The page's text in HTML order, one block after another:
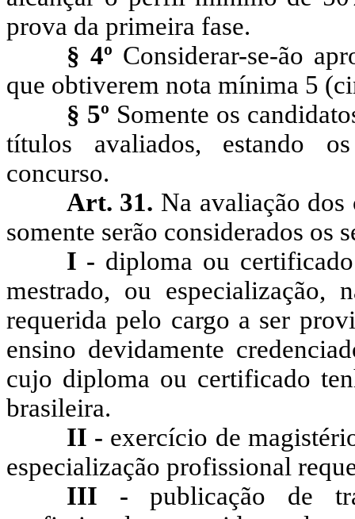
prova da primeira fase.
§ 4º Considerar-se-ão
que obtiverem nota mínima 5
§ 5º Somente os
títulos avaliados, estando
concurso.
Art. 31. Na avaliação dos
somente serão considerados os
I - diploma ou
mestrado, ou especialização,
requerida pelo cargo a ser
ensino devidamente
cujo diploma ou certificado
brasileira.
II - exercício de
especialização profissional
III -publicação de